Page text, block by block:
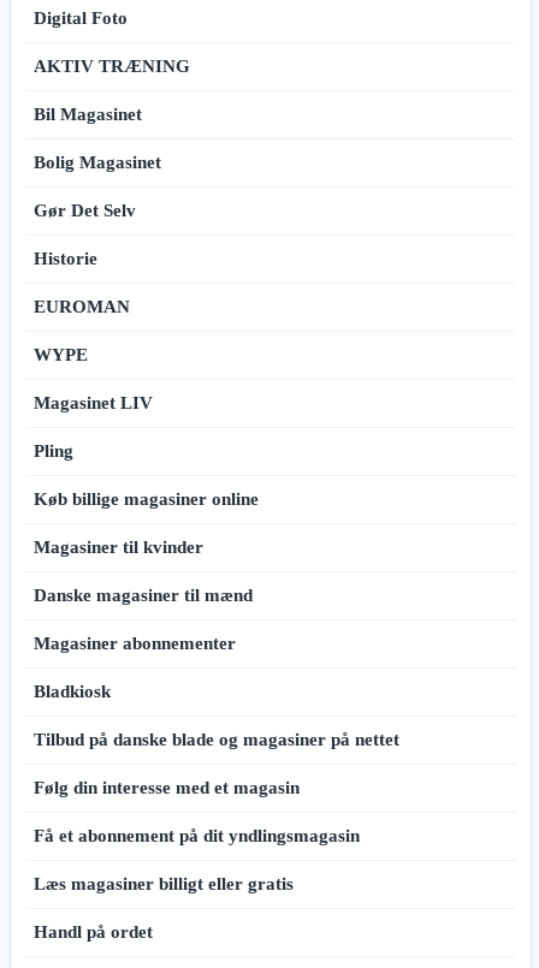
Digital Foto
AKTIV TRÆNING
Bil Magasinet
Bolig Magasinet
Gør Det Selv
Historie
EUROMAN
WYPE
Magasinet LIV
Pling
Køb billige magasiner online
Magasiner til kvinder
Danske magasiner til mænd
Magasiner abonnementer
Bladkiosk
Tilbud på danske blade og magasiner på nettet
Følg din interesse med et magasin
Få et abonnement på dit yndlingsmagasin
Læs magasiner billigt eller gratis
Handl på ordet